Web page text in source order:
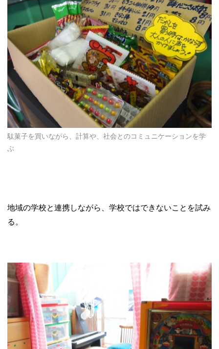
駄菓子を買いながら、計算や、社会とのコミュニケーションを学
ぶ
地域の学校と連携しながら、学校ではできないことを試み
る。